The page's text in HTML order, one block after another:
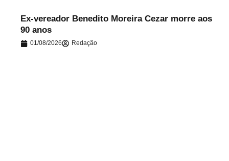
Ex-vereador Benedito Moreira Cezar morre aos
90 anos
01/08/2026 Redação